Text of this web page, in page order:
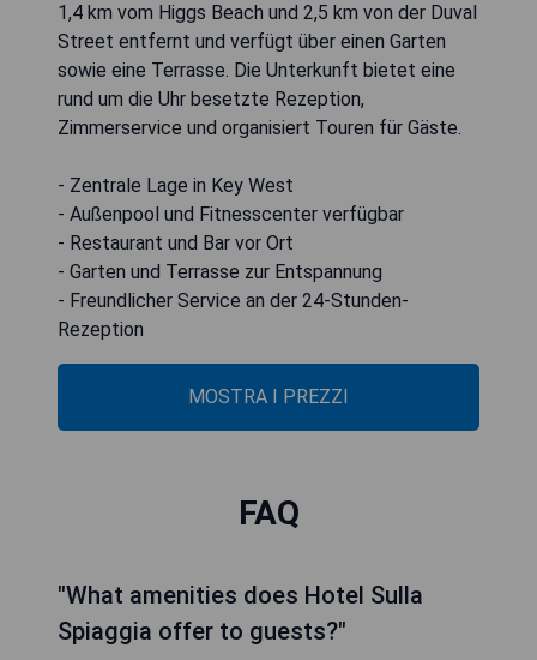
1,4 km vom Higgs Beach und 2,5 km von der Duval
Street entfernt und verfügt über einen Garten
sowie eine Terrasse. Die Unterkunft bietet eine
rund um die Uhr besetzte Rezeption,
Zimmerservice und organisiert Touren für Gäste.
- Zentrale Lage in Key West
- Außenpool und Fitnesscenter verfügbar
- Restaurant und Bar vor Ort
- Garten und Terrasse zur Entspannung
- Freundlicher Service an der 24-Stunden-
Rezeption
MOSTRA I PREZZI
FAQ
"What amenities does Hotel Sulla
Spiaggia offer to guests?"